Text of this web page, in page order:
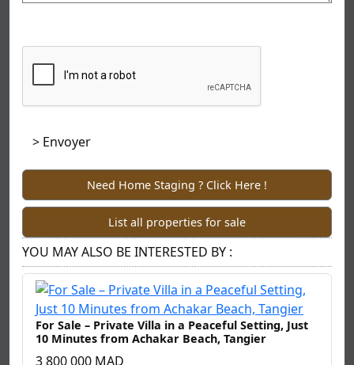
Need Home Staging ? Click Here !
List all properties for sale
YOU MAY ALSO BE INTERESTED BY :
For Sale – Private Villa in a Peaceful Setting, Just
10 Minutes from Achakar Beach, Tangier
3 800 000 MAD